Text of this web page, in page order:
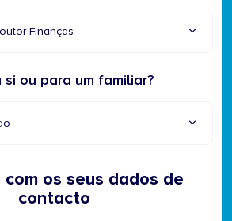
Finanças
si ou para um familiar?
com os seus dados de
contacto